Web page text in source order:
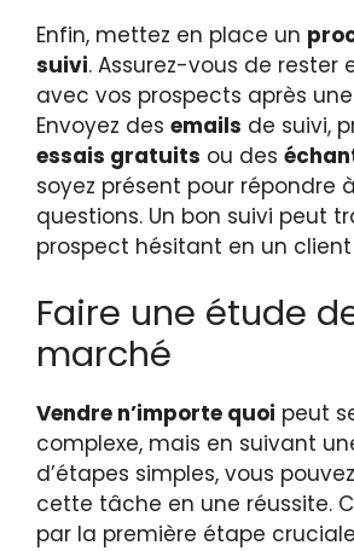
Enfin, mettez en place un
suivi. Assurez-vous de rester
avec vos prospects après
Envoyez des emails de suivi,
essais gratuits ou des
soyez présent pour répondre
questions. Un bon suivi peut
prospect hésitant en un
Faire une étude
marché
Vendre n’importe quoi peut
complexe, mais en suivant
d’étapes simples, vous
cette tâche en une réussite.
par la première étape